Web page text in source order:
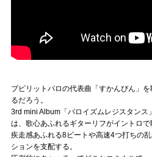
プピリットパロの代表曲「すかんぴん」
るだろう。
3rd mini Album「パロイズムレジスタンス
は、歌心あふれるギターリフがイントロで
疾走感あふれる8ビートや高速4つ打ちの
ションを支配する。